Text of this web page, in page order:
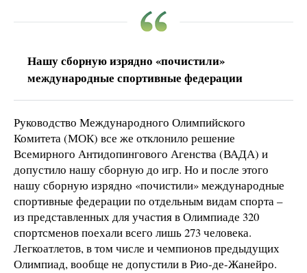
Нашу сборную изрядно «почистили»
международные спортивные федерации
Руководство Международного Олимпийского
Комитета (МОК) все же отклонило решение
Всемирного Антидопингового Агенства (ВАДА) и
допустило нашу сборную до игр. Но и после этого
нашу сборную изрядно «почистили» международные
спортивные федерации по отдельным видам спорта –
из представленных для участия в Олимпиаде 320
спортсменов поехали всего лишь 273 человека.
Легкоатлетов, в том числе и чемпионов предыдущих
Олимпиад, вообще не допустили в Рио-де-Жанейро.